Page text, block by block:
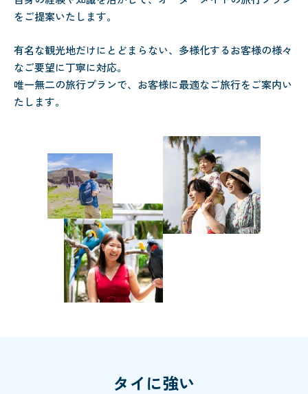
をご提案いたします。
有名な観光地だけにとどまらない、多様化するお客様の様々
なご要望に丁寧に対応。
唯一無二の旅行プランで、お客様に最適なご旅行をご案内い
たします。
タイに強い